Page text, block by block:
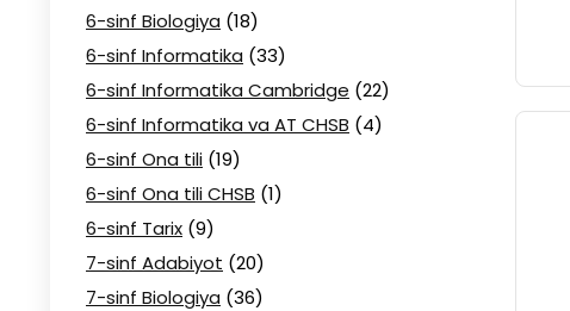
6-sinf Biologiya (18)
6-sinf Informatika (33)
6-sinf Informatika Cambridge (22)
6-sinf Informatika va AT CHSB (4)
6-sinf Ona tili (19)
6-sinf Ona tili CHSB (1)
6-sinf Tarix (9)
7-sinf Adabiyot (20)
7-sinf Biologiya (36)